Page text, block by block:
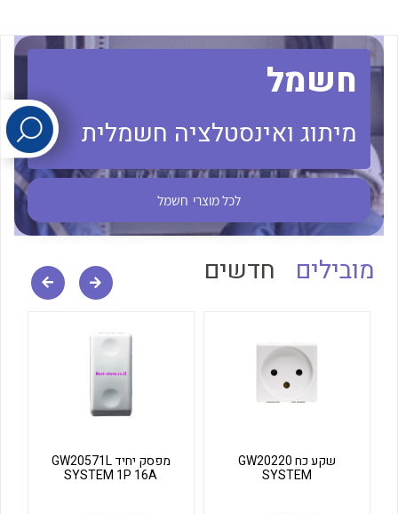
לכל מוצרי היצרן לכל מוצרי היצרן
לכל מוצרי היצרן לכל מוצרי היצרן
לכל מוצרי היצרן
חשמל
מיתוג ואינסטלציה חשמלית
לכל מוצרי חשמל
מובילים חדשים
שקע כח GW20220
SYSTEM
מפסק יחיד GW20571L
SYSTEM 1P 16A